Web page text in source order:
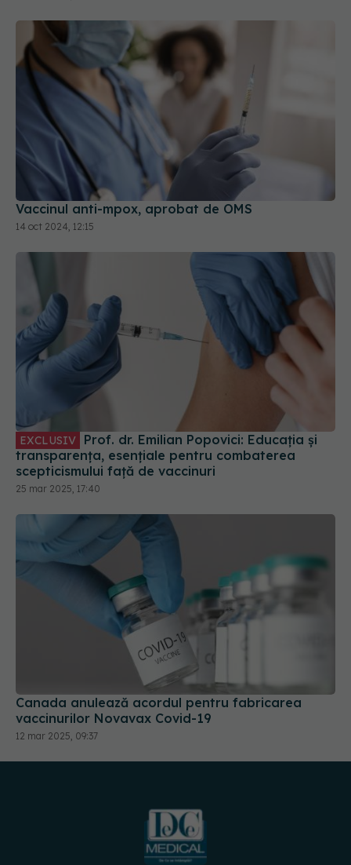
Vaccinul anti-mpox, aprobat de OMS
14 oct 2024, 12:15
Prof. dr. Emilian Popovici: Educația și
transparența, esențiale pentru combaterea
scepticismului față de vaccinuri
25 mar 2025, 17:40
Canada anulează acordul pentru fabricarea
vaccinurilor Novavax Covid-19
12 mar 2025, 09:37
URMĂREȘTE-NE PE: